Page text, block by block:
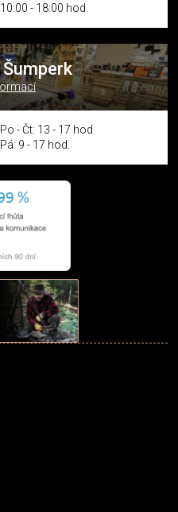
10:00 - 18:00 hod.
Po - Čt: 13 - 17 hod.
Pá: 9 - 17 hod.